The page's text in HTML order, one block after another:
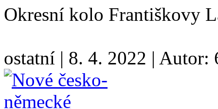
Okresní kolo Františkovy
ostatní | 8. 4. 2022 | Autor: